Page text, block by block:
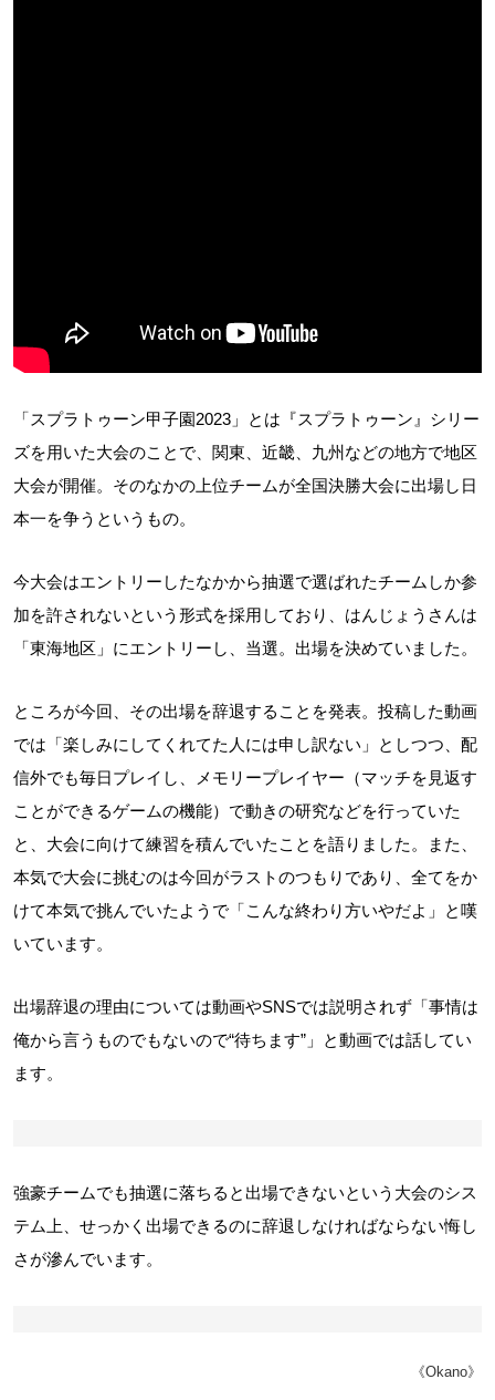
「スプラトゥーン甲子園2023」とは『スプラトゥーン』シリー
ズを用いた大会のことで、関東、近畿、九州などの地方で地区
大会が開催。そのなかの上位チームが全国決勝大会に出場し日
本一を争うというもの。
今大会はエントリーしたなかから抽選で選ばれたチームしか参
加を許されないという形式を採用しており、はんじょうさんは
「東海地区」にエントリーし、当選。出場を決めていました。
ところが今回、その出場を辞退することを発表。投稿した動画
では「楽しみにしてくれてた人には申し訳ない」としつつ、配
信外でも毎日プレイし、メモリープレイヤー（マッチを見返す
ことができるゲームの機能）で動きの研究などを行っていた
と、大会に向けて練習を積んでいたことを語りました。また、
本気で大会に挑むのは今回がラストのつもりであり、全てをか
けて本気で挑んでいたようで「こんな終わり方いやだよ」と嘆
いています。
出場辞退の理由については動画やSNSでは説明されず「事情は
俺から言うものでもないので“待ちます”」と動画では話してい
ます。
強豪チームでも抽選に落ちると出場できないという大会のシス
テム上、せっかく出場できるのに辞退しなければならない悔し
さが滲んでいます。
《Okano》